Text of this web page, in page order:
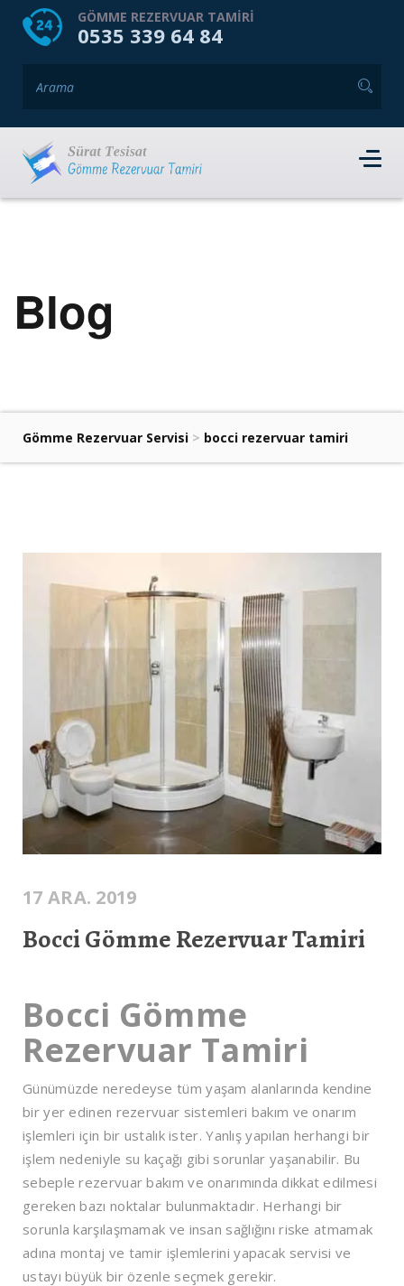
HOME HAKKIMIZDA
GÖMME REZERVUAR TAMIRI
0535 339 64 84
Blog
Gömme Rezervuar Servisi > bocci rezervuar tamiri
17 ARA. 2019
Bocci Gömme Rezervuar Tamiri
Bocci Gömme
Rezervuar Tamiri
Günümüzde neredeyse tüm yaşam alanlarında kendine
bir yer edinen rezervuar sistemleri bakım ve onarım
işlemleri için bir ustalık ister. Yanlış yapılan herhangi bir
işlem nedeniyle su kaçağı gibi sorunlar yaşanabilir. Bu
sebeple rezervuar bakım ve onarımında dikkat edilmesi
gereken bazı noktalar bulunmaktadır. Herhangi bir
sorunla karşılaşmamak ve insan sağlığını riske atmamak
adına montaj ve tamir işlemlerini yapacak servisi ve
ustayı büyük bir özenle seçmek gerekir.